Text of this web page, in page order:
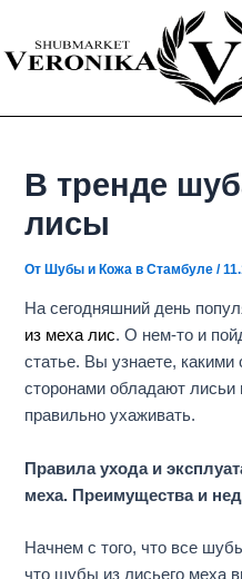
содержимому
В тренде
лисы
ОтШубы и Кожа в Стамбуле/
На сегодняшний день
из меха лис. О нем-то и
статье. Вы узнаете,
сторонами обладают
правильно ухаживать.
Правила ухода и
меха. Преимущества и
Начнем с того, что все
что шубы из лисьего меха
записям